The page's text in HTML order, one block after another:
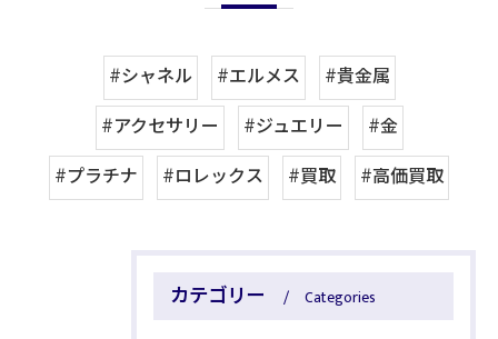
#シャネル #エルメス
#貴金属
#アクセサリー
#ジュエリー
#金
#プラチナ
#ロレックス #買取 #高価買取
カテゴリー Categories